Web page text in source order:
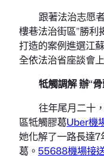
跟著法治志愿
樓巷法治街區”勝利
打造的案例進選江
全依法治省座談會
牴觸調解 辦“
往年尾月二十
區牴觸膠葛Uber機
她化解了一路長達7
葛。 55688機場接